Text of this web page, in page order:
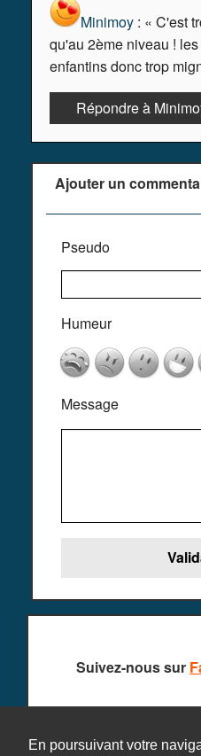
En poursuivant votre
Minimoy : « C'est
qu'au 2ème niveau !
enfantins donc trop
Répondre à
Ajouter un
Pseudo
Humeur
Message
Suivez-nous sur